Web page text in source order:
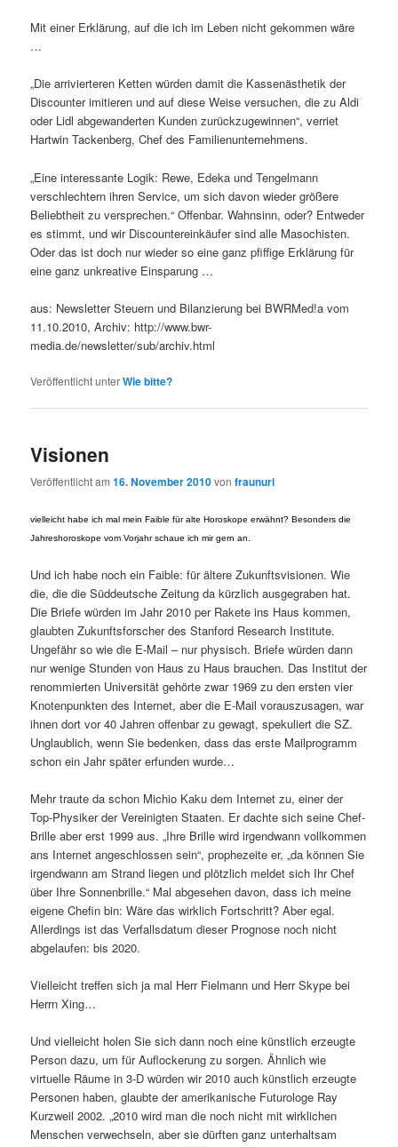
Mit einer Erklärung, auf die ich im Leben nicht gekommen wäre
…
„Die arrivierteren Ketten würden damit die Kassenästhetik der
Discounter imitieren und auf diese Weise versuchen, die zu Aldi
oder Lidl abgewanderten Kunden zurückzugewinnen“, verriet
Hartwin Tackenberg, Chef des Familienunternehmens.
„Eine interessante Logik: Rewe, Edeka und Tengelmann
verschlechtern ihren Service, um sich davon wieder größere
Beliebtheit zu versprechen.“ Offenbar. Wahnsinn, oder? Entweder
es stimmt, und wir Discountereinkäufer sind alle Masochisten.
Oder das ist doch nur wieder so eine ganz pfiffige Erklärung für
eine ganz unkreative Einsparung …
aus: Newsletter Steuern und Bilanzierung bei BWRMed!a vom
11.10.2010, Archiv: http://www.bwr-
media.de/newsletter/sub/archiv.html
Veröffentlicht unterWie bitte?
Visionen
Veröffentlicht am16. November 2010vonfraunuri
vielleicht habe ich mal mein Faible für alte Horoskope erwähnt? Besonders die
Jahreshoroskope vom Vorjahr schaue ich mir gern an.
Und ich habe noch ein Faible: für ältere Zukunftsvisionen. Wie
die, die die Süddeutsche Zeitung da kürzlich ausgegraben hat.
Die Briefe würden im Jahr 2010 per Rakete ins Haus kommen,
glaubten Zukunftsforscher des Stanford Research Institute.
Ungefähr so wie die E-Mail – nur physisch. Briefe würden dann
nur wenige Stunden von Haus zu Haus brauchen. Das Institut der
renommierten Universität gehörte zwar 1969 zu den ersten vier
Knotenpunkten des Internet, aber die E-Mail vorauszusagen, war
ihnen dort vor 40 Jahren offenbar zu gewagt, spekuliert die SZ.
Unglaublich, wenn Sie bedenken, dass das erste Mailprogramm
schon ein Jahr später erfunden wurde…
Mehr traute da schon Michio Kaku dem Internet zu, einer der
Top-Physiker der Vereinigten Staaten. Er dachte sich seine Chef-
Brille aber erst 1999 aus. „Ihre Brille wird irgendwann vollkommen
ans Internet angeschlossen sein“, prophezeite er, „da können Sie
irgendwann am Strand liegen und plötzlich meldet sich Ihr Chef
über Ihre Sonnenbrille.“ Mal abgesehen davon, dass ich meine
eigene Chefin bin: Wäre das wirklich Fortschritt? Aber egal.
Allerdings ist das Verfallsdatum dieser Prognose noch nicht
abgelaufen: bis 2020.
Vielleicht treffen sich ja mal Herr Fielmann und Herr Skype bei
Herrn Xing…
Und vielleicht holen Sie sich dann noch eine künstlich erzeugte
Person dazu, um für Auflockerung zu sorgen. Ähnlich wie
virtuelle Räume in 3-D würden wir 2010 auch künstlich erzeugte
Personen haben, glaubte der amerikanische Futurologe Ray
Kurzweil 2002. „2010 wird man die noch nicht mit wirklichen
Menschen verwechseln, aber sie dürften ganz unterhaltsam